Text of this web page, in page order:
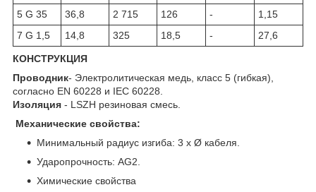
5 G 35
36,8 2 715 126 -
1,15
7 G 1,5
14,8 325 18,5 - 27,6
КОНСТРУКЦИЯ
Проводник- Электролитическая медь, класс 5 (гибкая),
согласно EN 60228 и IEC 60228.
Изоляция - LSZH резиновая смесь.
Механические свойства:
Минимальный радиус изгиба: 3 x Ø кабеля.
Ударопрочность: AG2.
Химические свойства